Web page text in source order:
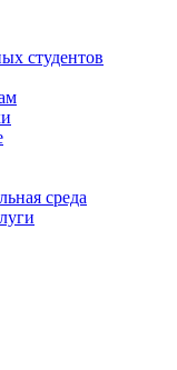
студентов
среда